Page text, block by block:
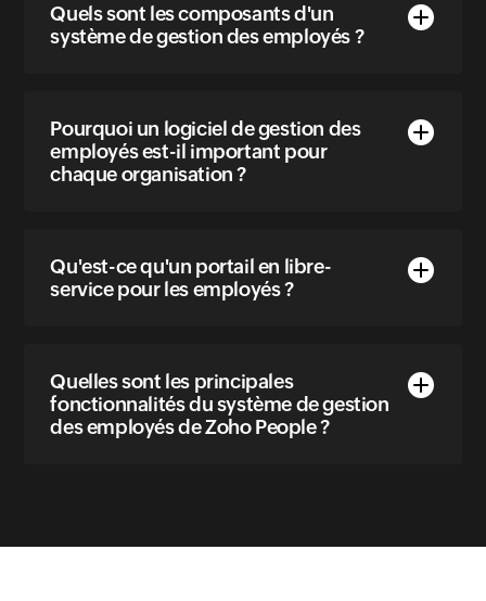
Quels sont les composants d'un
système de gestion des employés ?
Pourquoi un logiciel de gestion des
employés est-il important pour
chaque organisation ?
Qu'est-ce qu'un portail en libre-
service pour les employés ?
Quelles sont les principales
fonctionnalités du système de gestion
des employés de Zoho People ?